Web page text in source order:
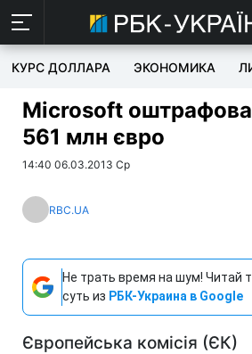
КУРС ДОЛЛАРА ЭКОНОМИКА
Microsoft
561 млн євро
14:40 06.03.2013 Ср
RBC.UA
Не трать время на шум! Читай
суть из РБК-Украина в Google
Європейська комісія (ЄК)